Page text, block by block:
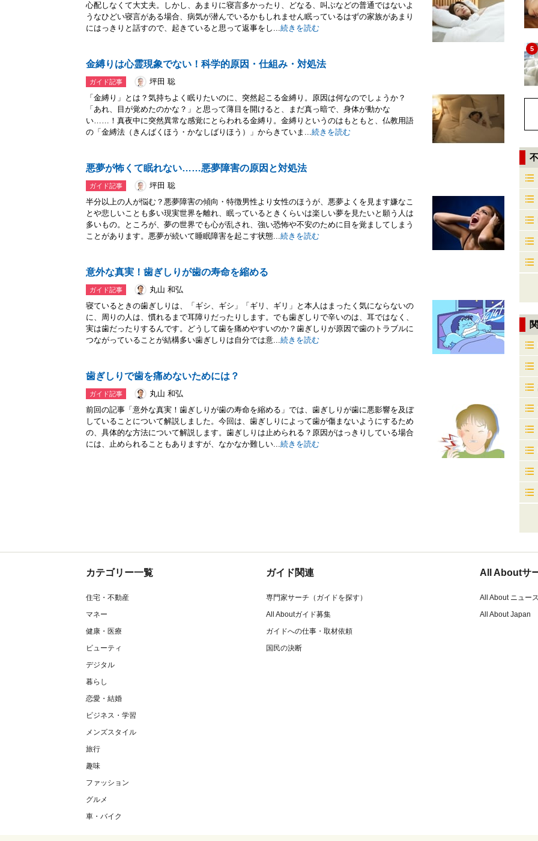
心配しなくて大丈夫。しかし、あまりに寝言多かったり、どなる、叫ぶなどの普通ではないよ
うなひどい寝言がある場合、病気が潜んでいるかもしれません眠っているはずの家族があまり
にはっきりと話すので、起きていると思って返事をし...続きを読む
金縛りは心霊現象でない！科学的原因・仕組み・対処法
ガイド記事
坪田 聡
「金縛り」とは？気持ちよく眠りたいのに、突然起こる金縛り。原因は何なのでしょうか？
「あれ、目が覚めたのかな？」と思って薄目を開けると、まだ真っ暗で、身体が動かな
い……！真夜中に突然異常な感覚にとらわれる金縛り。金縛りというのはもともと、仏教用語
の「金縛法（きんばくほう・かなしばりほう）」からきていま...続きを読む
悪夢が怖くて眠れない……悪夢障害の原因と対処法
ガイド記事
坪田 聡
半分以上の人が悩む？悪夢障害の傾向・特徴男性より女性のほうが、悪夢よくを見ます嫌なこ
とや悲しいことも多い現実世界を離れ、眠っているときくらいは楽しい夢を見たいと願う人は
多いもの。ところが、夢の世界でも心が乱され、強い恐怖や不安のために目を覚ましてしまう
ことがあります。悪夢が続いて睡眠障害を起こす状態...続きを読む
意外な真実！歯ぎしりが歯の寿命を縮める
ガイド記事
丸山 和弘
寝ているときの歯ぎしりは、「ギシ、ギシ」「ギリ、ギリ」と本人はまったく気にならないの
に、周りの人は、慣れるまで耳障りだったりします。でも歯ぎしりで辛いのは、耳ではなく、
実は歯だったりするんです。どうして歯を痛めやすいのか？歯ぎしりが原因で歯のトラブルに
つながっていることが結構多い歯ぎしりは自分では意...続きを読む
歯ぎしりで歯を痛めないためには？
ガイド記事
丸山 和弘
前回の記事「意外な真実！歯ぎしりが歯の寿命を縮める」では、歯ぎしりが歯に悪影響を及ぼ
していることについて解説しました。今回は、歯ぎしりによって歯が傷まないようにするため
の、具体的な方法について解説します。歯ぎしりは止められる？原因がはっきりしている場合
には、止められることもありますが、なかなか難しい...続きを読む
5
カテゴリー一覧
住宅・不動産
マネー
健康・医療
ビューティ
デジタル
暮らし
恋愛・結婚
ビジネス・学習
メンズスタイル
旅行
趣味
ファッション
グルメ
車・バイク
ガイド関連
専門家サーチ（ガイドを探す）
All Aboutガイド募集
ガイドへの仕事・取材依頼
国民の決断
All Aboutサ
All About ニュース
All About Japan